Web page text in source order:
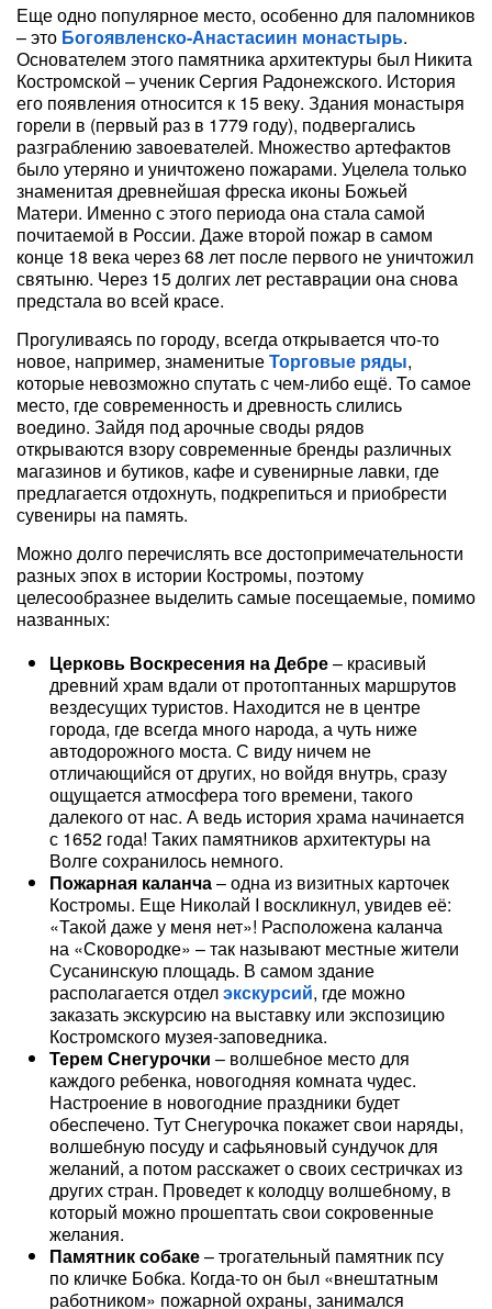
Еще одно популярное место, особенно для паломников
– это Богоявленско-Анастасиин монастырь.
Основателем этого памятника архитектуры был Никита
Костромской – ученик Сергия Радонежского. История
его появления относится к 15 веку. Здания монастыря
горели в (первый раз в 1779 году), подвергались
разграблению завоевателей. Множество артефактов
было утеряно и уничтожено пожарами. Уцелела только
знаменитая древнейшая фреска иконы Божьей
Матери. Именно с этого периода она стала самой
почитаемой в России. Даже второй пожар в самом
конце 18 века через 68 лет после первого не уничтожил
святыню. Через 15 долгих лет реставрации она снова
предстала во всей красе.
Прогуливаясь по городу, всегда открывается что-то
новое, например, знаменитыеТорговые ряды,
которые невозможно спутать с чем-либо ещё. То самое
место, где современность и древность слились
воедино. Зайдя под арочные своды рядов
открываются взору современные бренды различных
магазинов и бутиков, кафе и сувенирные лавки, где
предлагается отдохнуть, подкрепиться и приобрести
сувениры на память.
Можно долго перечислять все достопримечательности
разных эпох в истории Костромы, поэтому
целесообразнее выделить самые посещаемые, помимо
названных:
Церковь Воскресения на Дебре– красивый
древний храм вдали от протоптанных маршрутов
вездесущих туристов. Находится не в центре
города, где всегда много народа, а чуть ниже
автодорожного моста. С виду ничем не
отличающийся от других, но войдя внутрь, сразу
ощущается атмосфера того времени, такого
далекого от нас. А ведь история храма начинается
с 1652 года! Таких памятников архитектуры на
Волге сохранилось немного.
Пожарная каланча– одна из визитных карточек
Костромы. Еще Николай I воскликнул, увидев её:
«Такой даже у меня нет»! Расположена каланча
на «Сковородке» – так называют местные жители
Сусанинскую площадь. В самом здание
располагается отделэкскурсий, где можно
заказать экскурсию на выставку или экспозицию
Костромского музея-заповедника.
Терем Снегурочки – волшебное место для
каждого ребенка, новогодняя комната чудес.
Настроение в новогодние праздники будет
обеспечено. Тут Снегурочка покажет свои наряды,
волшебную посуду и сафьяновый сундучок для
желаний, а потом расскажет о своих сестричках из
других стран. Проведет к колодцу волшебному, в
который можно прошептать свои сокровенные
желания.
Памятник собаке– трогательный памятник псу
по кличке Бобка. Когда-то он был «внештатным
работником» пожарной охраны, занимался